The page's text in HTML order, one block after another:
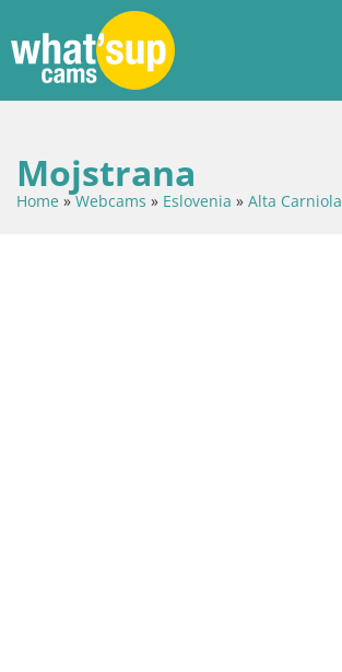
Mojstrana
Home »Webcams » Eslovenia » Alta Carniola